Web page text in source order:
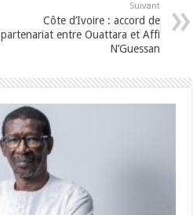
Suivant
Côte d’Ivoire : accord de
partenariat entre Ouattara et Affi
N’Guessan